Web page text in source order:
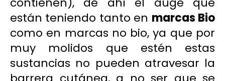
están teniendo tanto en marcas Bio
como en marcas no bio, ya que por
muy molidos que estén estas
sustancias no pueden atravesar la